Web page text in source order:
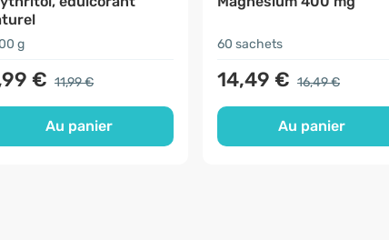
g
€ 11,99 €
Au panier
60 sachets
14,49 € 16,49 €
Au panier